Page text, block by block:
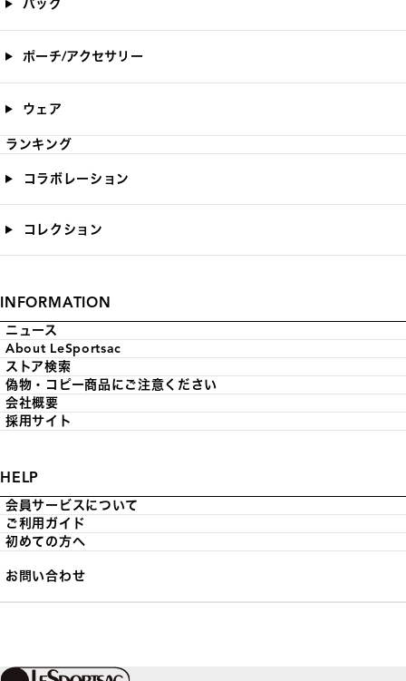
バッグ
ポーチ/アクセサリー
ウェア
ランキング
コラボレーション
コレクション
INFORMATION
ニュース
About LeSportsac
ストア検索
偽物・コピー商品にご注意ください
会社概要
採用サイト
HELP
会員サービスについて
ご利用ガイド
初めての方へ
お問い合わせ